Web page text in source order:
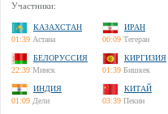
Участники:
КАЗАХСТАН
01:39 Астана
ИРАН
00:09 Тегеран
БЕЛОРУССИЯ
22:39 Минск
КИРГИЗИЯ
01:39 Бишкек
ИНДИЯ
01:09 Дели
КИТАЙ
03:39 Пекин